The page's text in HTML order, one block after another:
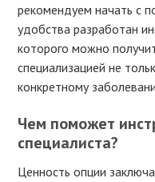
рекомендуем начать с
удобства разработан
которого можно
специализацией не
конкретному
Чем поможет
специалиста?
Ценность опции